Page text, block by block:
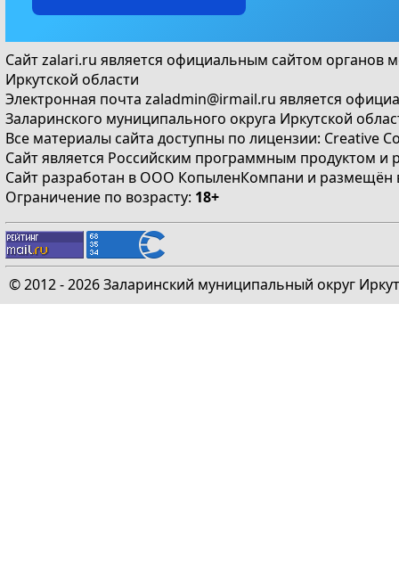
Сайтzalari.ru является официальным сайтом органов
Иркутской области
Электронная почта zaladmin@irmail.ru является
Заларинского муниципального округа Иркутской
Все материалы сайта доступны по лицензии: Creative
Сайт является Российским программным продуктом
Сайт разработан в ООО КопыленКомпани и размещён
Ограничение по возрасту: 18+
© 2012 - 2026 Заларинский муниципальный округ